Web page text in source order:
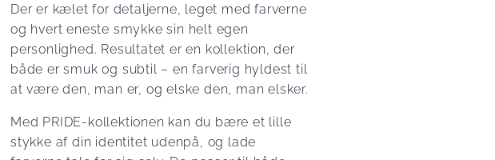
Der er kælet for detaljerne, leget med farverne
og hvert eneste smykke sin helt egen
personlighed. Resultatet er en kollektion, der
både er smuk og subtil – en farverig hyldest til
at være den, man er, og elske den, man elsker.
Med PRIDE-kollektionen kan du bære et lille
stykke af din identitet udenpå, og lade